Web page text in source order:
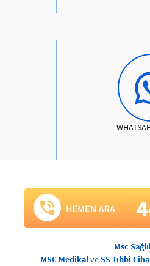
Msc
MSC MedikalveSS Tıbbi